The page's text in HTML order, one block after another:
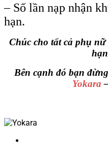
– Số lần nạp nhận
hạn.
Chúc cho tất cả phụ
Bên cạnh đó bạn
Yokara